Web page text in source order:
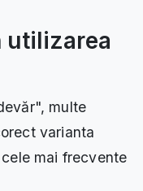
utilizarea
multe
varianta
mai frecvente